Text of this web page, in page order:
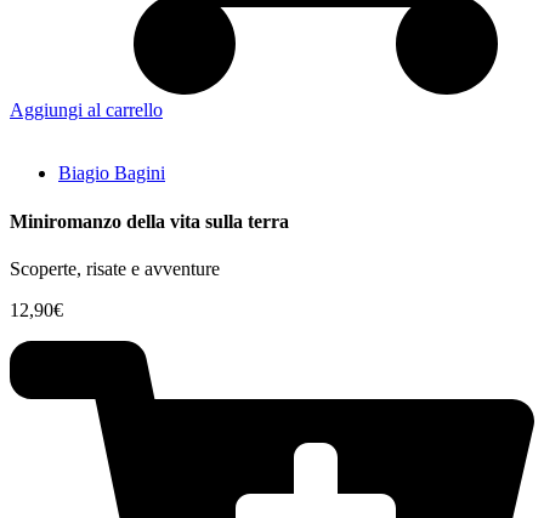
Aggiungi al carrello
Biagio Bagini
Miniromanzo della vita sulla terra
Scoperte, risate e avventure
12,90€